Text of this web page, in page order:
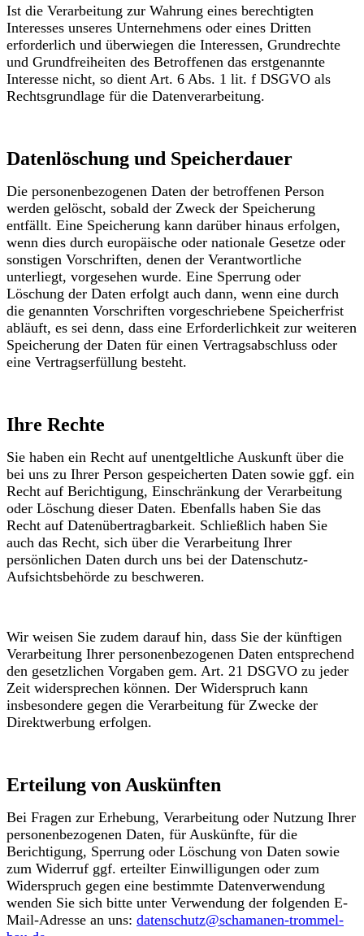
Ist die Verarbeitung zur Wahrung eines berechtigten
Interesses unseres Unternehmens oder eines Dritten
erforderlich und überwiegen die Interessen, Grundrechte
und Grundfreiheiten des Betroffenen das erstgenannte
Interesse nicht, so dient Art. 6 Abs. 1 lit. f DSGVO als
Rechtsgrundlage für die Datenverarbeitung.
Datenlöschung und Speicherdauer
Die personenbezogenen Daten der betroffenen Person
werden gelöscht, sobald der Zweck der Speicherung
entfällt. Eine Speicherung kann darüber hinaus erfolgen,
wenn dies durch europäische oder nationale Gesetze oder
sonstigen Vorschriften, denen der Verantwortliche
unterliegt, vorgesehen wurde. Eine Sperrung oder
Löschung der Daten erfolgt auch dann, wenn eine durch
die genannten Vorschriften vorgeschriebene Speicherfrist
abläuft, es sei denn, dass eine Erforderlichkeit zur weiteren
Speicherung der Daten für einen Vertragsabschluss oder
eine Vertragserfüllung besteht.
Ihre Rechte
Sie haben ein Recht auf unentgeltliche Auskunft über die
bei uns zu Ihrer Person gespeicherten Daten sowie ggf. ein
Recht auf Berichtigung, Einschränkung der Verarbeitung
oder Löschung dieser Daten. Ebenfalls haben Sie das
Recht auf Datenübertragbarkeit. Schließlich haben Sie
auch das Recht, sich über die Verarbeitung Ihrer
persönlichen Daten durch uns bei der Datenschutz-
Aufsichtsbehörde zu beschweren.
Wir weisen Sie zudem darauf hin, dass Sie der künftigen
Verarbeitung Ihrer personenbezogenen Daten entsprechend
den gesetzlichen Vorgaben gem. Art. 21 DSGVO zu jeder
Zeit widersprechen können. Der Widerspruch kann
insbesondere gegen die Verarbeitung für Zwecke der
Direktwerbung erfolgen.
Erteilung von Auskünften
Bei Fragen zur Erhebung, Verarbeitung oder Nutzung Ihrer
personenbezogenen Daten, für Auskünfte, für die
Berichtigung, Sperrung oder Löschung von Daten sowie
zum Widerruf ggf. erteilter Einwilligungen oder zum
Widerspruch gegen eine bestimmte Datenverwendung
wenden Sie sich bitte unter Verwendung der folgenden E-
Mail-Adresse an uns: datenschutz@schamanen-trommel-